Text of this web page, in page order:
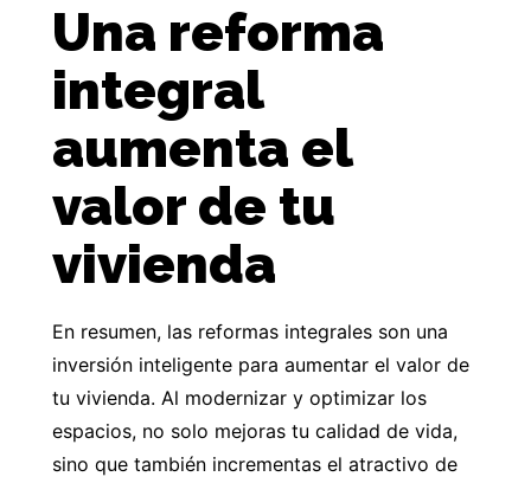
Una reforma
integral
aumenta el
valor de tu
vivienda
En resumen, las reformas integrales son una
inversión inteligente para aumentar el valor de
tu vivienda. Al modernizar y optimizar los
espacios, no solo mejoras tu calidad de vida,
sino que también incrementas el atractivo de